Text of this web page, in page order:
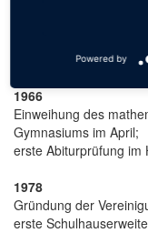
Auszug aus der Tulla-
1966
Einweihung des
Gymnasiums im April;
erste Abiturprüfung im
1978
Gründung der
erste
Powered by